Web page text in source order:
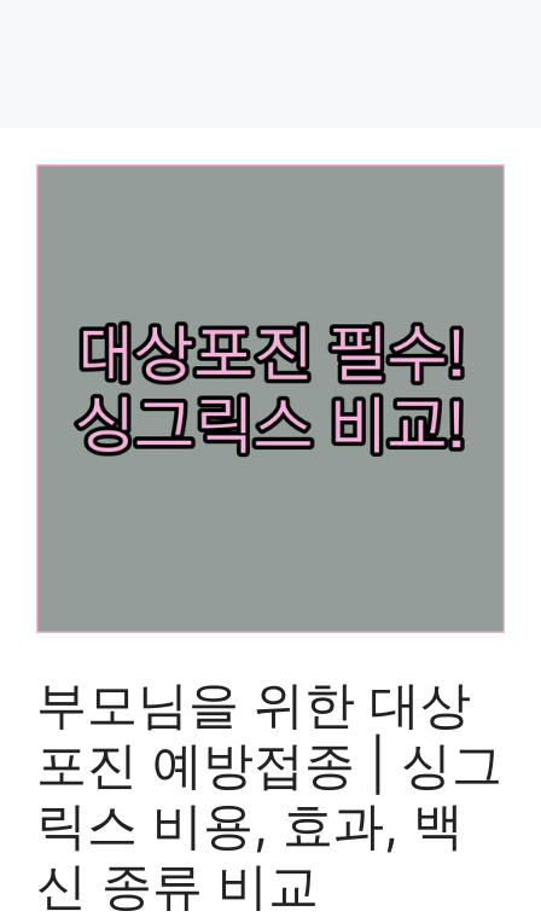
부모님을 위한 대상
포진 예방접종 | 싱그
릭스 비용, 효과, 백
신 종류 비교